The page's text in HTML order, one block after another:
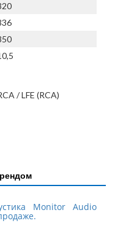
/ LFE (RCA)
Monitor Audio